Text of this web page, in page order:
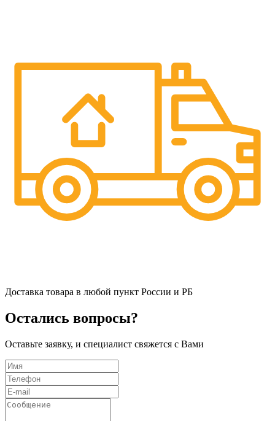
Доставка товара в любой пункт России и РБ
Остались вопросы?
Оставьте заявку, и специалист свяжется с Вами